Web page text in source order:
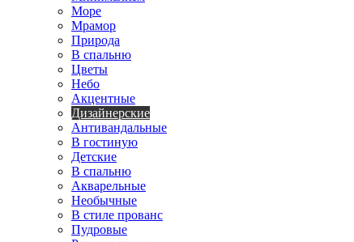
Море
Мрамор
Природа
В спальню
Цветы
Небо
Акцентные
Дизайнерские
Антивандальные
В гостиную
Детские
В спальню
Акварельные
Необычные
В стиле прованс
Пудровые